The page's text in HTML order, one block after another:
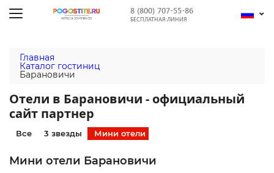
8 (800) 707-55-86
БЕСПЛАТНАЯ ЛИНИЯ
Главная
Каталог гостиниц
Барановичи
Отели в Барановичи - официальный
сайт партнер
Все 3 звезды Мини отели
Мини отели Барановичи